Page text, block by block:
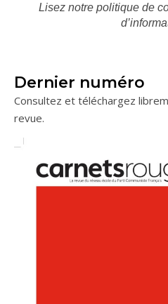
Lisez notre politique de
Dernier numéro
Consultez et téléchargez
revue.